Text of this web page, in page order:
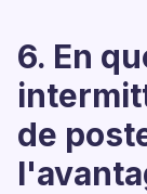
6. En
de